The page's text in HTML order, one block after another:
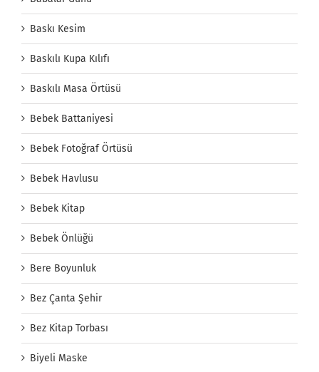
Baskı Kesim
Baskılı Kupa Kılıfı
Baskılı Masa Örtüsü
Bebek Battaniyesi
Bebek Fotoğraf Örtüsü
Bebek Havlusu
Bebek Kitap
Bebek Önlüğü
Bere Boyunluk
Bez Çanta Şehir
Bez Kitap Torbası
Biyeli Maske